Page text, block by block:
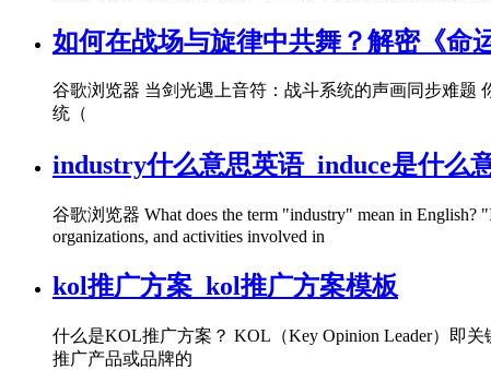
如何在战场与旋律中共舞？解密《命
谷歌浏览器 当剑光遇上音符：战斗系统的声画同步难题
统（
industry什么意思英语_induce是什么
谷歌浏览器 What does the term "industry" mean in English?
organizations, and activities involved in
kol推广方案_kol推广方案模板
什么是KOL推广方案？ KOL（Key Opinion Leader）即
推广产品或品牌的